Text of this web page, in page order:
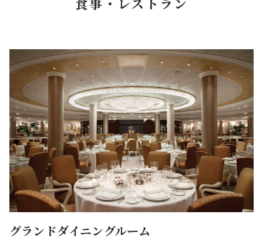
グランドダイニングルーム